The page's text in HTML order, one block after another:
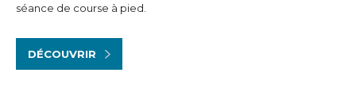
séance de course à pied.
DÉCOUVRIR